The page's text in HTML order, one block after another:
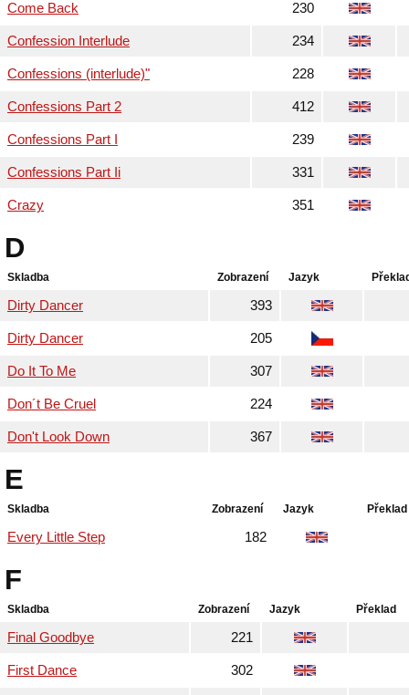
Come Back 230
Confession Interlude 234
Confessions (interlude)" 228
Confessions Part 2 412
Confessions Part I 239
Confessions Part Ii 331
Crazy 351
D
Skladba Zobrazení Jazyk
Dirty Dancer 393
Dirty Dancer 205
Do It To Me 307
Don´t Be Cruel 224
Don't Look Down 367
E
Skladba Zobrazení Jazyk Překlad
Every Little Step 182
F
Skladba Zobrazení Jazyk Překlad
Final Goodbye 221
First Dance 302